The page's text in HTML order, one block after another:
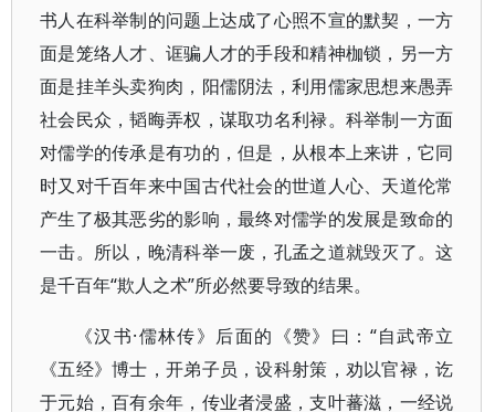
书人在科举制的问题上达成了心照不宣的默契，一方
面是笼络人才、诓骗人才的手段和精神枷锁，另一方
面是挂羊头卖狗肉，阳儒阴法，利用儒家思想来愚弄
社会民众，韬晦弄权，谋取功名利禄。科举制一方面
对儒学的传承是有功的，但是，从根本上来讲，它同
时又对千百年来中国古代社会的世道人心、天道伦常
产生了极其恶劣的影响，最终对儒学的发展是致命的
一击。所以，晚清科举一废，孔孟之道就毁灭了。这
是千百年“欺人之术”所必然要导致的结果。
《汉书·儒林传》后面的《赞》曰：“自武帝立
《五经》博士，开弟子员，设科射策，劝以官禄，讫
于元始，百有余年，传业者浸盛，支叶蕃滋，一经说